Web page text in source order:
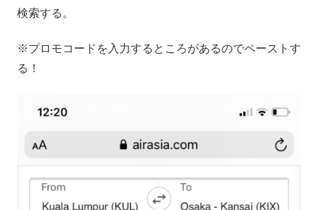
検索する。
※プロモコードを入力するところがあるのでペーストす
る！